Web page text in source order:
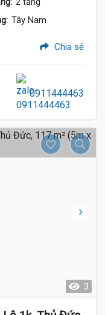
Tây Nam
Chia sẻ
0911444463
3